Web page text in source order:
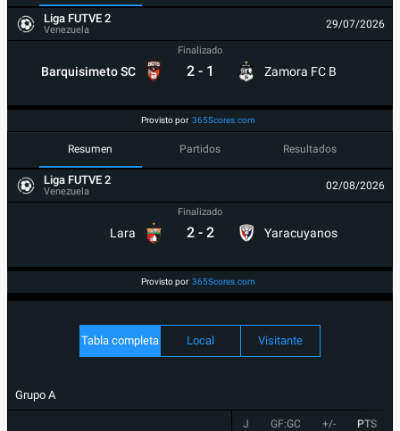
Liga FUTVE 2
Venezuela 29/07/2026
Barquisimeto SC
Finalizado
2 - 1 Zamora FC B
Provisto por 365Scores.com
Resumen Partidos Resultados
Liga FUTVE 2
Venezuela 02/08/2026
Lara
Finalizado
2 - 2 Yaracuyanos
Provisto por 365Scores.com
Tabla completa Local Visitante
Grupo A
J GF:GC +/- PTS